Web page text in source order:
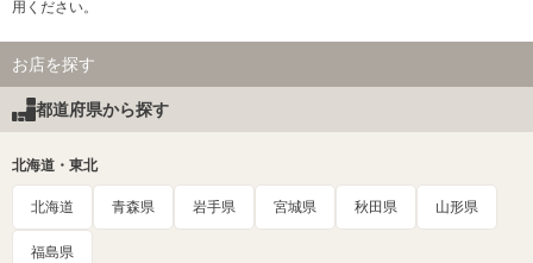
用ください。
お店を探す
都道府県から探す
北海道・東北
北海道 青森県 岩手県 宮城県 秋田県 山形県
福島県